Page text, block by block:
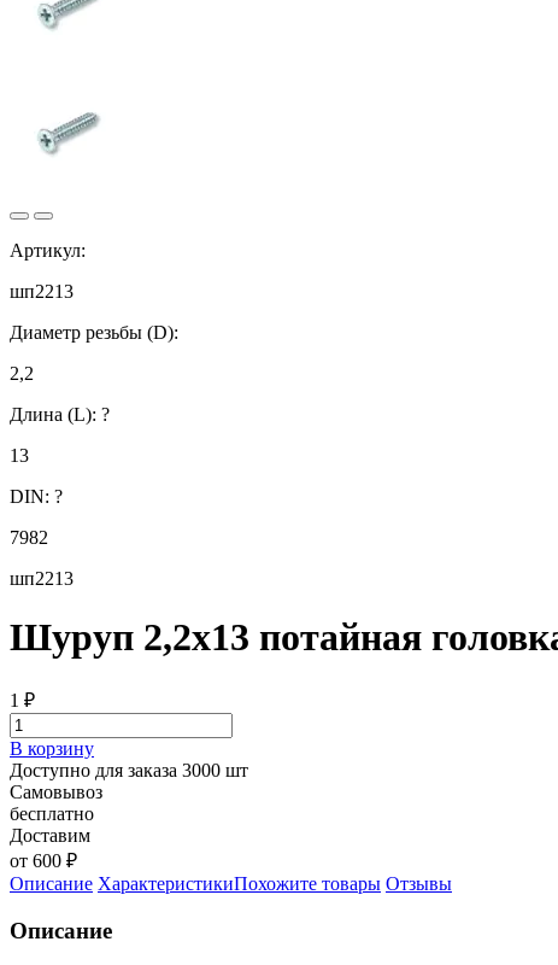
Артикул:
шп2213
Диаметр резьбы (D):
2,2
Длина (L): ?
13
DIN: ?
7982
шп2213
Шуруп 2,2х13 потайная
1 ₽
В корзину
Доступно для заказа 3000 шт
Самовывоз
бесплатно
Доставим
от 600 ₽
Описание ХарактеристикиПохожите товары Отзывы
Описание